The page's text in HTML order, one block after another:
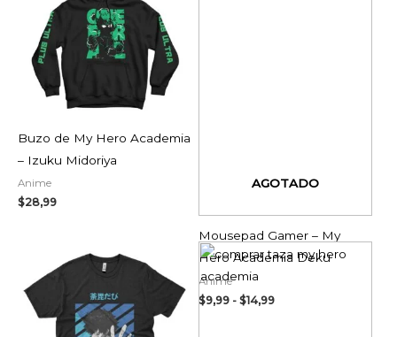
Buzo de My Hero Academia
– Izuku Midoriya
Anime
$28,99
AGOTADO
Mousepad Gamer – My
Hero Academia Deku
Anime
$9,99 - $14,99
de
$4,99